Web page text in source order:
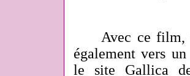
Avec ce film,
également vers un
le site Gallica